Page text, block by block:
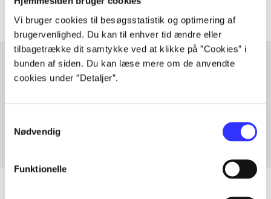
Vi bruger cookies til besøgsstatistik og optimering af
brugervenlighed. Du kan til enhver tid ændre eller
tilbagetrække dit samtykke ved at klikke på ”Cookies” i
bunden af siden. Du kan læse mere om de anvendte
cookies under ”Detaljer”.
Nødvendig
Funktionelle